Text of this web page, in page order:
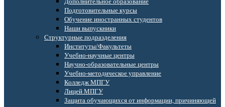
Подготовительные курсы
Обучение иностранных студентов
Наши выпускники
Структурные подразделения
Институты/Факультеты
Учебно-научные центры
Научно-образовательные центры
Учебно-методическое управление
Колледж МПГУ
Лицей МПГУ
Защита обучающихся от информации, причиняющей